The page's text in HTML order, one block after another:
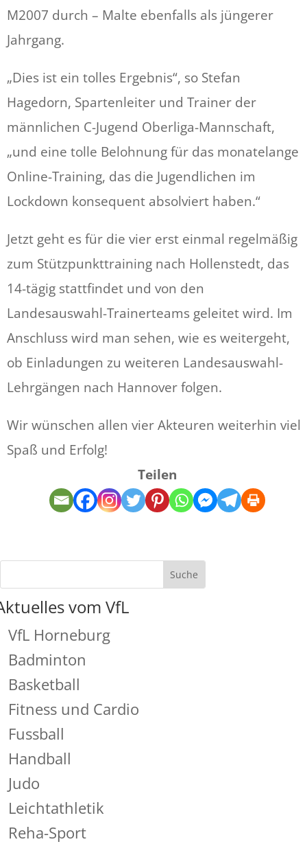
M2007 durch – Malte ebenfalls als jüngerer
Jahrgang.
„Dies ist ein tolles Ergebnis“, so Stefan
Hagedorn, Spartenleiter und Trainer der
männlichen C-Jugend Oberliga-Mannschaft,
„und eine tolle Belohnung für das monatelange
Online-Training, das die Jugendlichen im
Lockdown konsequent absolviert haben.“
Jetzt geht es für die vier erst einmal regelmäßig
zum Stützpunkttraining nach Hollenstedt, das
14-tägig stattfindet und von den
Landesauswahl-Trainerteams geleitet wird. Im
Anschluss wird man sehen, wie es weitergeht,
ob Einladungen zu weiteren Landesauswahl-
Lehrgängen nach Hannover folgen.
Wir wünschen allen vier Akteuren weiterhin viel
Spaß und Erfolg!
Teilen
vom VfL
VfL Horneburg
Badminton
Basketball
Fitness und Cardio
Fussball
Handball
Judo
Leichtathletik
Reha-Sport